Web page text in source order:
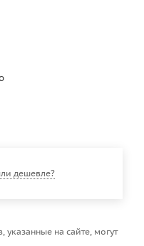
дешевле?
указанные на сайте, могут